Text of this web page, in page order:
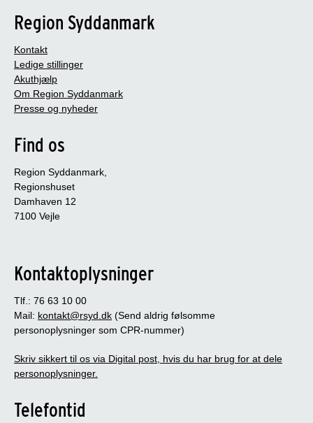
Region Syddanmark
Kontakt
Ledige stillinger
Akuthjælp
Om Region Syddanmark
Presse og nyheder
Find os
Region Syddanmark,
Regionshuset
Damhaven 12
7100 Vejle
Kontaktoplysninger
Tlf.: 76 63 10 00
Mail: kontakt@rsyd.dk (Send aldrig følsomme
personoplysninger som CPR-nummer)
Skriv sikkert til os via Digital post, hvis du har brug for at dele
personoplysninger.
Telefontid